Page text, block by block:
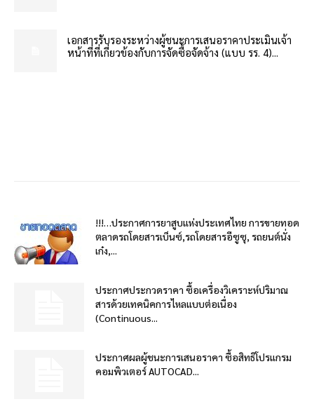
เอกสารรับรองระหว่างผู้ชนะการเสนอราคาประเมินเจ้า
หน้าที่ที่เกี่ยวข้องกับการจัดซื้อจัดจ้าง (แบบ รร. 4)...
!!!…ประกาศการยาสูบแห่งประเทศไทย การขายทอด
ตลาดรถโดยสารเบ็นซ์,รถโดยสารอีซูซุ, รถยนต์นั่ง
เก๋ง,...
ประกาศประกวดราคา ซื้อเครื่องวิเคราะห์ปริมาณ
สารด้วยเทคนิคการไหลแบบต่อเนื่อง
(Continuous...
ประกาศผลผู้ชนะการเสนอราคา ซื้อสิทธิโปรแกรม
คอมพิวเตอร์ AUTOCAD...